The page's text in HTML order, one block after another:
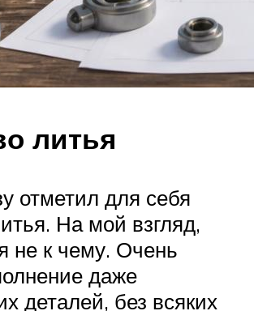
литья
отметил для себя
На мой взгляд,
не к чему. Очень
даже
деталей, без всяких